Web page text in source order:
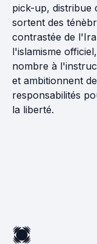
pick-up, distribue
sortent des
contrastée de
l'islamisme
nombre à
et ambitionnent
responsabilités
la liberté.